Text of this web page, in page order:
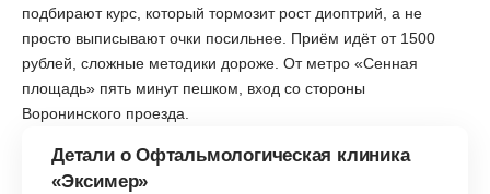
подбирают курс, который тормозит рост диоптрий, а не
просто выписывают очки посильнее. Приём идёт от 1500
рублей, сложные методики дороже. От метро «Сенная
площадь» пять минут пешком, вход со стороны
Воронинского проезда.
Детали о Офтальмологическая клиника
«Эксимер»